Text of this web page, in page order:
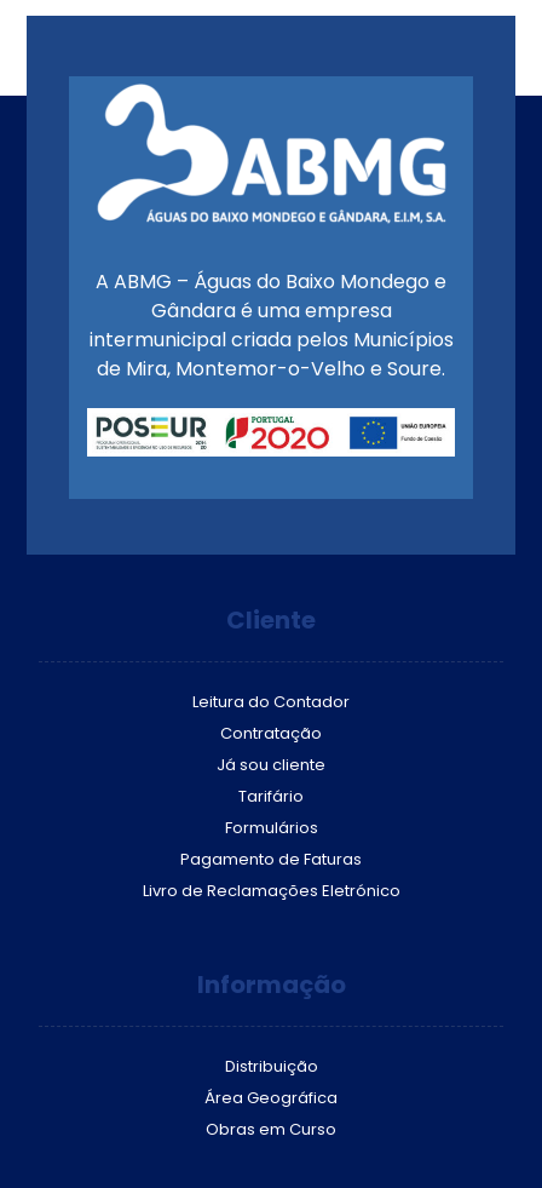
A ABMG – Águas do Baixo Mondego e
Gândara é uma empresa
intermunicipal criada pelos Municípios
de Mira, Montemor-o-Velho e Soure.
Cliente
Leitura do Contador
Contratação
Já sou cliente
Tarifário
Formulários
Pagamento de Faturas
Livro de Reclamações Eletrónico
Informação
Distribuição
Área Geográfica
Obras em Curso